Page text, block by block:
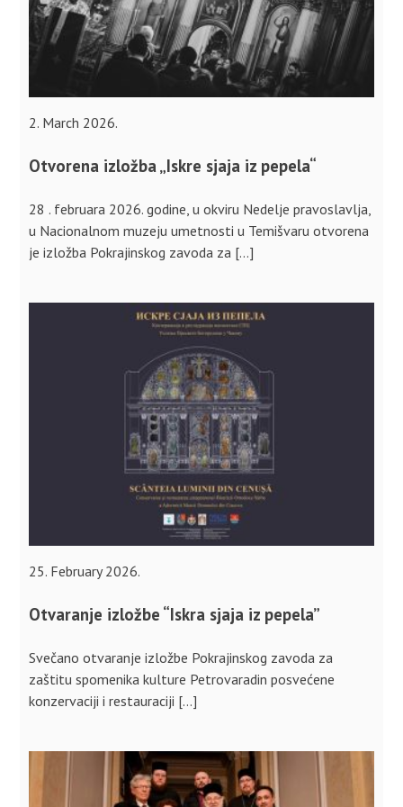
2. March 2026.
Otvorena izložba „Iskre sjaja iz pepela“
28 . februara 2026. godine, u okviru Nedelje pravoslavlja,
u Nacionalnom muzeju umetnosti u Temišvaru otvorena
je izložba Pokrajinskog zavoda za […]
25. February 2026.
Otvaranje izložbe “Iskra sjaja iz pepela”
Svečano otvaranje izložbe Pokrajinskog zavoda za
zaštitu spomenika kulture Petrovaradin posvećene
konzervaciji i restauraciji […]